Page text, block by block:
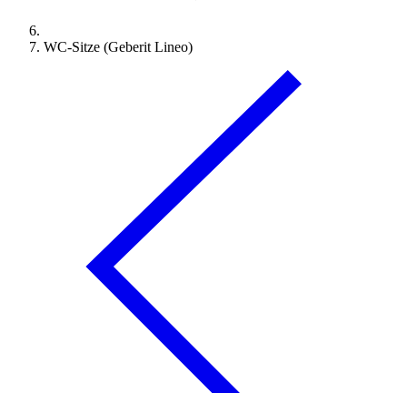
WC-Sitze (Geberit Lineo)